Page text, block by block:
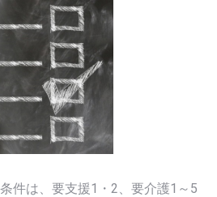
件は、要支援1・2、要介護1～5